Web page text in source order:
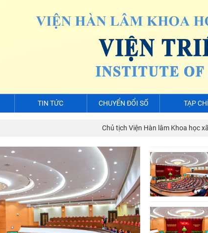
TIN TỨC CHUYỂN ĐỔI SỐ TẠP CHÍ
Chủ tịch Viện Hàn lâm Khoa học xã